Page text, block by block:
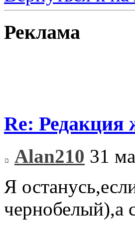
Реклама
Re:
Alan210 31
Я
чернобелый),а